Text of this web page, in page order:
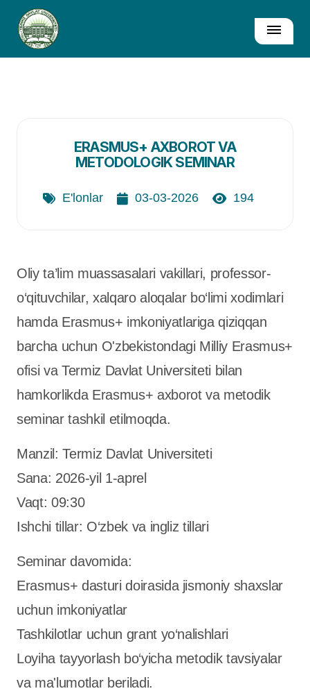
ERASMUS+ AXBOROT VA
METODOLOGIK SEMINAR
E'lonlar 03-03-2026 194
Oliy ta’lim muassasalari vakillari, professor-
o‘qituvchilar, xalqaro aloqalar bo‘limi xodimlari
hamda Erasmus+ imkoniyatlariga qiziqqan
barcha uchun O'zbekistondagi Milliy Erasmus+
ofisi va Termiz Davlat Universiteti bilan
hamkorlikda Erasmus+ axborot va metodik
seminar tashkil etilmoqda.
Manzil: Termiz Davlat Universiteti
Sana: 2026-yil 1-aprel
Vaqt: 09:30
Ishchi tillar: O‘zbek va ingliz tillari
Seminar davomida:
Erasmus+ dasturi doirasida jismoniy shaxslar
uchun imkoniyatlar
Tashkilotlar uchun grant yo‘nalishlari
Loyiha tayyorlash bo‘yicha metodik tavsiyalar
va ma'lumotlar beriladi.